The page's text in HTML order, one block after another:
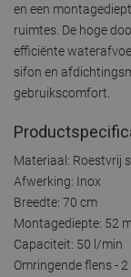
en een
ruimtes. De hoge
efficiënte
sifon en
gebruikscomfort.
Materiaal: Roestvrij
Afwerking: Inox
Breedte: 70 cm
Montagediepte: 52
Capaciteit: 50 l/min
Omringende flens -